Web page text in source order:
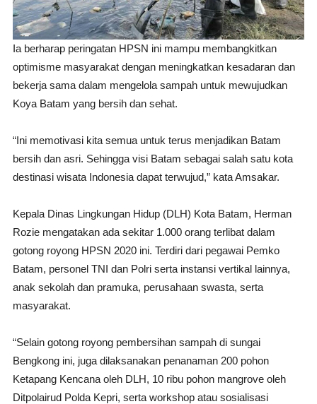
Ia berharap peringatan HPSN ini mampu membangkitkan
optimisme masyarakat dengan meningkatkan kesadaran dan
bekerja sama dalam mengelola sampah untuk mewujudkan
Koya Batam yang bersih dan sehat.
“Ini memotivasi kita semua untuk terus menjadikan Batam
bersih dan asri. Sehingga visi Batam sebagai salah satu kota
destinasi wisata Indonesia dapat terwujud,” kata Amsakar.
Kepala Dinas Lingkungan Hidup (DLH) Kota Batam, Herman
Rozie mengatakan ada sekitar 1.000 orang terlibat dalam
gotong royong HPSN 2020 ini. Terdiri dari pegawai Pemko
Batam, personel TNI dan Polri serta instansi vertikal lainnya,
anak sekolah dan pramuka, perusahaan swasta, serta
masyarakat.
“Selain gotong royong pembersihan sampah di sungai
Bengkong ini, juga dilaksanakan penanaman 200 pohon
Ketapang Kencana oleh DLH, 10 ribu pohon mangrove oleh
Ditpolairud Polda Kepri, serta workshop atau sosialisasi